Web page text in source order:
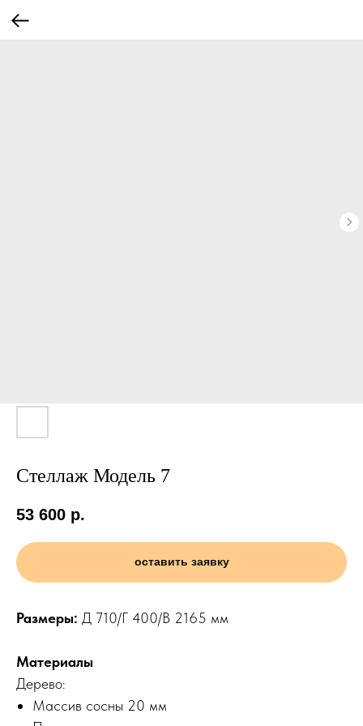
Стеллаж Модель 7
53 600 р.
оставить заявку
Размеры: Д 710/Г 400/В 2165 мм
Материалы
Дерево:
Массив сосны 20 мм